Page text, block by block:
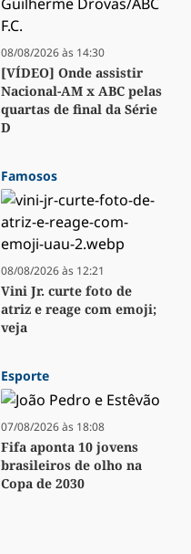
08/08/2026 às 14:30
[VÍDEO] Onde assistir
Nacional-AM x ABC pelas
quartas de final da Série
D
Famosos
08/08/2026 às 12:21
Vini Jr. curte foto de
atriz e reage com emoji;
veja
Esporte
07/08/2026 às 18:08
Fifa aponta 10 jovens
brasileiros de olho na
Copa de 2030